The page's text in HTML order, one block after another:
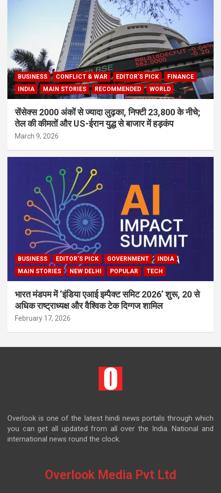
BUSINESS CONFLICT & WAR EDITOR'S PICK
FINANCE
INDIA
MAIN STORIES RECOMMENDED WORLD
सेंसेक्स 2000 अंकों से ज्यादा लुढ़का, निफ्टी 23,800 के नीचे;
तेल की कीमतों और US-ईरान युद्ध से बाजार में हड़कंप
March 9, 2026
BUSINESS EDITOR'S PICK GOVERNMENT
INDIA
MAIN STORIES
NEW DELHI POPULAR TECH
भारत मंडपम में ‘इंडिया एआई इम्पैक्ट समिट 2026’ शुरू, 20 से
अधिक राष्ट्राध्यक्ष और वैश्विक टेक दिग्गज शामिल
February 17, 2026
Overlook is one of the latest hindi news portals through which
you can get all updated from all over the India. National and
international news round the clock.
Overlook Media Pvt Ltd